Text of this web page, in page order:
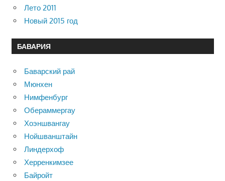
Лето 2011
Новый 2015 год
БАВАРИЯ
Баварский рай
Мюнхен
Нимфенбург
Обераммергау
Хоэншвангау
Нойшванштайн
Линдерхоф
Херренкимзее
Байройт